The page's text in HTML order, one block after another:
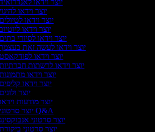
יוצר וידאו
יוצר וידאו
יוצר וידאו
יוצר וידאו
יוצר וידאו לסיורי
יוצר וידאו לעשה זאת
יוצר וידאו
יוצר וידאו לרשתות
יוצר וידאו
יוצר וידאו
יוצר
יוצר מודעות
יוצר סרטוני Q&A
יוצר סרטוני
יוצר סרטוני